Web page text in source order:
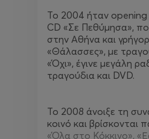
Το 2004 ήταν
CD «Σε Πεθύμησα»,
στην Αθήνα και
«Θάλασσες», με
«Όχι», έγινε μεγάλη
τραγούδια και DVD.
Το 2008 άνοιξε τη
κοινό και βρίσκονται
«Όλα στο Κόκκινο»,